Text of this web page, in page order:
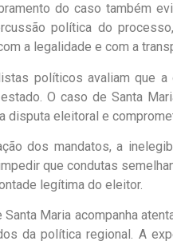
do caso também
política do
a legalidade e com a
políticos avaliam que
O caso de Santa
disputa eleitoral e
dos mandatos, a
que condutas
legítima do eleitor.
Santa Maria acompanha
da política regional. A